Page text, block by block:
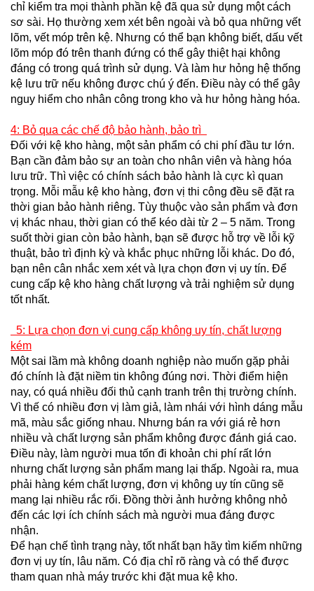
chỉ kiểm tra mọi thành phần kệ đã qua sử dụng một cách
sơ sài. Họ thường xem xét bên ngoài và bỏ qua những vết
lõm, vết móp trên kệ. Nhưng có thể bạn không biết, dấu vết
lõm móp đó trên thanh đứng có thể gây thiệt hại không
đáng có trong quá trình sử dụng. Và làm hư hỏng hệ thống
kệ lưu trữ nếu không được chú ý đến. Điều này có thể gây
nguy hiểm cho nhân công trong kho và hư hỏng hàng hóa.
4: Bỏ qua các chế độ bảo hành, bảo trì
Đối với kệ kho hàng, một sản phẩm có chi phí đầu tư lớn.
Bạn cần đảm bảo sự an toàn cho nhân viên và hàng hóa
lưu trữ. Thì việc có chính sách bảo hành là cực kì quan
trọng. Mỗi mẫu kệ kho hàng, đơn vị thi công đều sẽ đặt ra
thời gian bảo hành riêng. Tùy thuộc vào sản phẩm và đơn
vị khác nhau, thời gian có thể kéo dài từ 2 – 5 năm. Trong
suốt thời gian còn bảo hành, bạn sẽ được hỗ trợ về lỗi kỹ
thuật, bảo trì định kỳ và khắc phục những lỗi khác. Do đó,
bạn nên cân nhắc xem xét và lựa chọn đơn vị uy tín. Để
cung cấp kệ kho hàng chất lượng và trải nghiệm sử dụng
tốt nhất.
5: Lựa chọn đơn vị cung cấp không uy tín, chất lượng
kém
Một sai lầm mà không doanh nghiệp nào muốn gặp phải
đó chính là đặt niềm tin không đúng nơi. Thời điểm hiện
nay, có quá nhiều đối thủ cạnh tranh trên thị trường chính.
Vì thế có nhiều đơn vị làm giả, làm nhái với hình dáng mẫu
mã, màu sắc giống nhau. Nhưng bán ra với giá rẻ hơn
nhiều và chất lượng sản phẩm không được đánh giá cao.
Điều này, làm người mua tốn đi khoản chi phí rất lớn
nhưng chất lượng sản phẩm mang lại thấp. Ngoài ra, mua
phải hàng kém chất lượng, đơn vị không uy tín cũng sẽ
mang lại nhiều rắc rối. Đồng thời ảnh hưởng không nhỏ
đến các lợi ích chính sách mà người mua đáng được
nhận.
Để hạn chế tình trạng này, tốt nhất bạn hãy tìm kiếm những
đơn vị uy tín, lâu năm. Có địa chỉ rõ ràng và có thể được
tham quan nhà máy trước khi đặt mua kệ kho.